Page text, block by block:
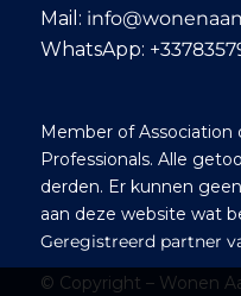
Mail:
WhatsApp:
Member of
Professionals. Alle
derden. Er kunnen
aan deze website wat
Geregistreerd partner
© Copyright – Wonen